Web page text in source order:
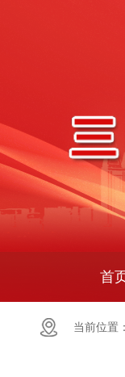
首
当前位置：